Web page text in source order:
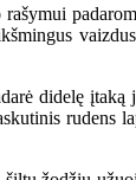
didelę